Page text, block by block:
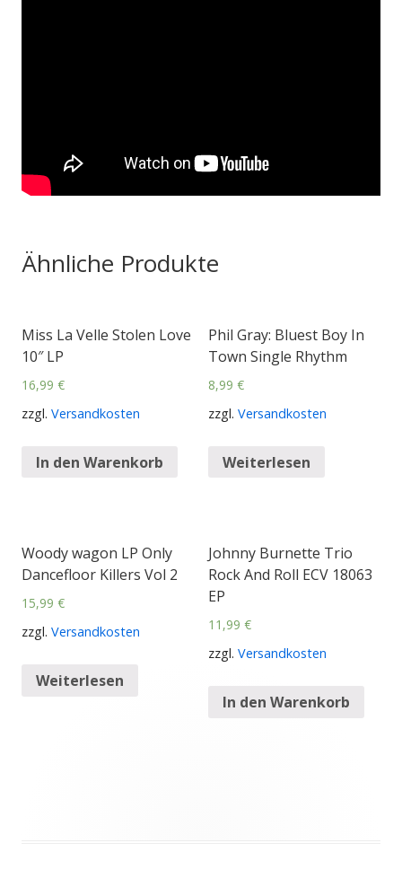
Ähnliche Produkte
Miss La Velle Stolen Love
10″ LP
16,99 €
zzgl. Versandkosten
In den Warenkorb
Phil Gray: Bluest Boy In
Town Single Rhythm
8,99 €
zzgl. Versandkosten
Weiterlesen
Woody wagon LP Only
Dancefloor Killers Vol 2
15,99 €
zzgl. Versandkosten
Weiterlesen
Johnny Burnette Trio
Rock And Roll ECV 18063
EP
11,99 €
zzgl. Versandkosten
In den Warenkorb